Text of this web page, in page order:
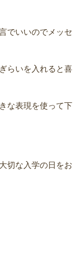
でいいのでメッセ
らいを入れると喜
な表現を使って下
切な入学の日をお